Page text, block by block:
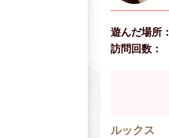
遊んだ場所：
訪問回数：
ルックス